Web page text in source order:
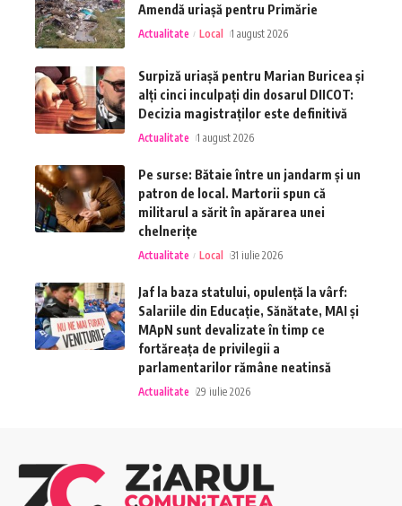
Amendă uriașă pentru Primărie
Actualitate Local 1 august 2026
Surpiză uriașă pentru Marian Buricea și
alți cinci inculpați din dosarul DIICOT:
Decizia magistraților este definitivă
Actualitate 1 august 2026
Pe surse: Bătaie între un jandarm și un
patron de local. Martorii spun că
militarul a sărit în apărarea unei
chelnerițe
Actualitate Local 31 iulie 2026
Jaf la baza statului, opulență la vârf:
Salariile din Educație, Sănătate, MAI și
MApN sunt devalizate în timp ce
fortăreața de privilegii a
parlamentarilor rămâne neatinsă
Actualitate 29 iulie 2026